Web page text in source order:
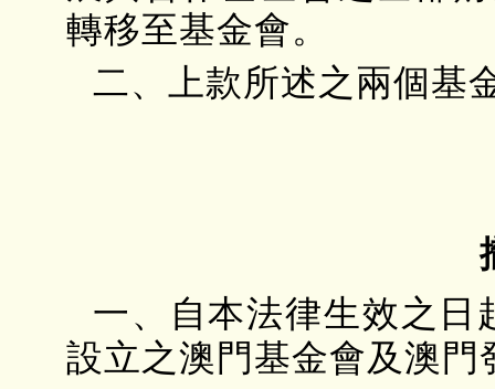
轉移至基金會。
二、上款所述之兩個基
一、自本法律生效之日
設立之澳門基金會及澳門